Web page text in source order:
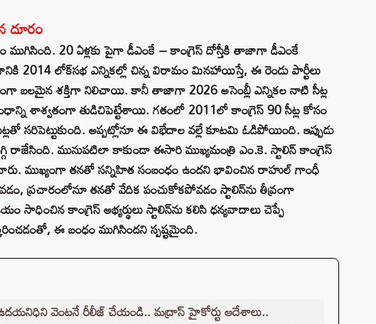
దూరం
20 ఏళ్లకు పైగా డీఎంకే – కాంగ్రెస్ దోస్తీకి తాజాగా డీఎంకే
2014 లోక్‌సభ ఎన్నికల్లో చిన్న విరామం మినహాయిస్తే, ఈ రెండు పార్టీలు
బలమైన శక్తిగా నిలిచాయి. కానీ తాజాగా 2026 అసెంబ్లీ ఎన్నికల నాటి సీట్ల
శాశ్వతంగా తుడిచిపెట్టేశాయి. గతంలో 2011లో కాంగ్రెస్ 90 సీట్ల కోసం
సరిపెట్టుకుంది. అప్పట్లోనూ ఈ విభేదాల వల్లే కూటమి ఓడిపోయింది. ఇప్పుడు
రాజేసింది. మునుపటిలా కాకుండా ఈసారి ముఖ్యమంత్రి ఎం.కె. స్టాలిన్ కాంగ్రెస్
ముఖ్యంగా తనతో సన్నిహిత సంబంధం ఉందని భావించిన రాహుల్ గాంధీ
ప్రచారంలోనూ తనతో వేదిక పంచుకోకపోవడం స్టాలిన్‌ను తీవ్రంగా
సాధించిన కాంగ్రెస్ అభ్యర్థులు స్టాలిన్‌ను కలిసి ధన్యవాదాలు చెప్పే
ఈ బంధం ముగిసిందని స్పష్టమైంది.
ఉదయనిధిని వెంటనే రీలీజ్ చేయండి.. మద్రాస్ హైకోర్టు ఆదేశాలు..